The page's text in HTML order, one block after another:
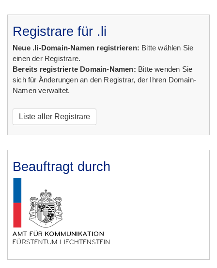
Registrare für .li
Neue .li-Domain-Namen registrieren: Bitte wählen Sie
einen der Registrare.
Bereits registrierte Domain-Namen: Bitte wenden Sie
sich für Änderungen an den Registrar, der Ihren Domain-
Namen verwaltet.
Liste aller Registrare
Beauftragt durch